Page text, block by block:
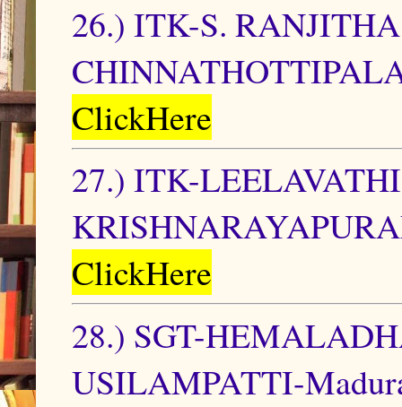
26.) ITK-S.
ClickHere
27.) ITK-
ClickHere
28.) SGT-
USILAMPATTI-